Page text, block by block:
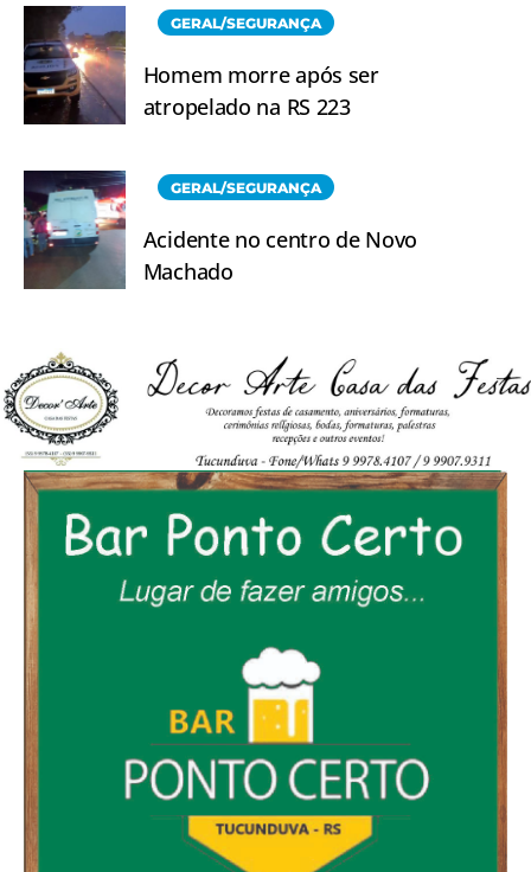
GERAL/SEGURANÇA
Homem morre após ser
atropelado na RS 223
GERAL/SEGURANÇA
Acidente no centro de Novo
Machado